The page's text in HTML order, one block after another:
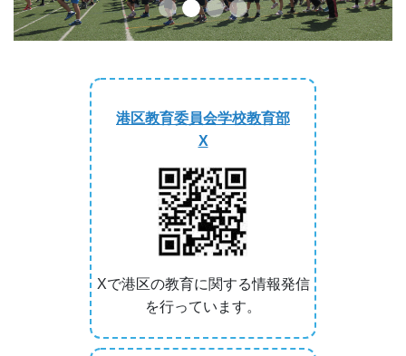
港区教育委員会学校教育部
X
Xで港区の教育に関する情報発信
を行っています。